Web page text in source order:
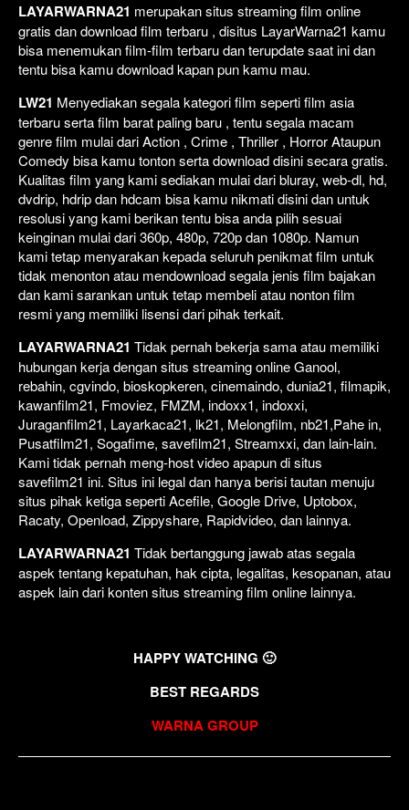
LAYARWARNA21 merupakan situs streaming film online
gratis dan download film terbaru , disitus LayarWarna21 kamu
bisa menemukan film-film terbaru dan terupdate saat ini dan
tentu bisa kamu download kapan pun kamu mau.
LW21 Menyediakan segala kategori film seperti film asia
terbaru serta film barat paling baru , tentu segala macam
genre film mulai dari Action , Crime , Thriller , Horror Ataupun
Comedy bisa kamu tonton serta download disini secara gratis.
Kualitas film yang kami sediakan mulai dari bluray, web-dl, hd,
dvdrip, hdrip dan hdcam bisa kamu nikmati disini dan untuk
resolusi yang kami berikan tentu bisa anda pilih sesuai
keinginan mulai dari 360p, 480p, 720p dan 1080p. Namun
kami tetap menyarakan kepada seluruh penikmat film untuk
tidak menonton atau mendownload segala jenis film bajakan
dan kami sarankan untuk tetap membeli atau nonton film
resmi yang memiliki lisensi dari pihak terkait.
LAYARWARNA21 Tidak pernah bekerja sama atau memiliki
hubungan kerja dengan situs streaming online Ganool,
rebahin, cgvindo, bioskopkeren, cinemaindo, dunia21, filmapik,
kawanfilm21, Fmoviez, FMZM, indoxx1, indoxxi,
Juraganfilm21, Layarkaca21, lk21, Melongfilm, nb21,Pahe in,
Pusatfilm21, Sogafime, savefilm21, Streamxxi, dan lain-lain.
Kami tidak pernah meng-host video apapun di situs
savefilm21 ini. Situs ini legal dan hanya berisi tautan menuju
situs pihak ketiga seperti Acefile, Google Drive, Uptobox,
Racaty, Openload, Zippyshare, Rapidvideo, dan lainnya.
LAYARWARNA21 Tidak bertanggung jawab atas segala
aspek tentang kepatuhan, hak cipta, legalitas, kesopanan, atau
aspek lain dari konten situs streaming film online lainnya.
HAPPY WATCHING 🙂
BEST REGARDS
WARNA GROUP